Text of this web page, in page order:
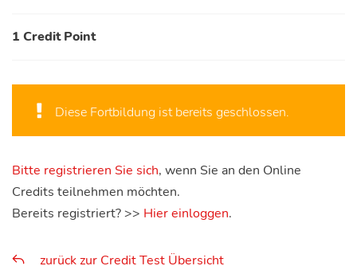
1 Credit Point
Diese Fortbildung ist bereits geschlossen.
Bitte registrieren Sie sich, wenn Sie an den Online
Credits teilnehmen möchten.
Bereits registriert? >> Hier einloggen.
zurück zur Credit Test Übersicht